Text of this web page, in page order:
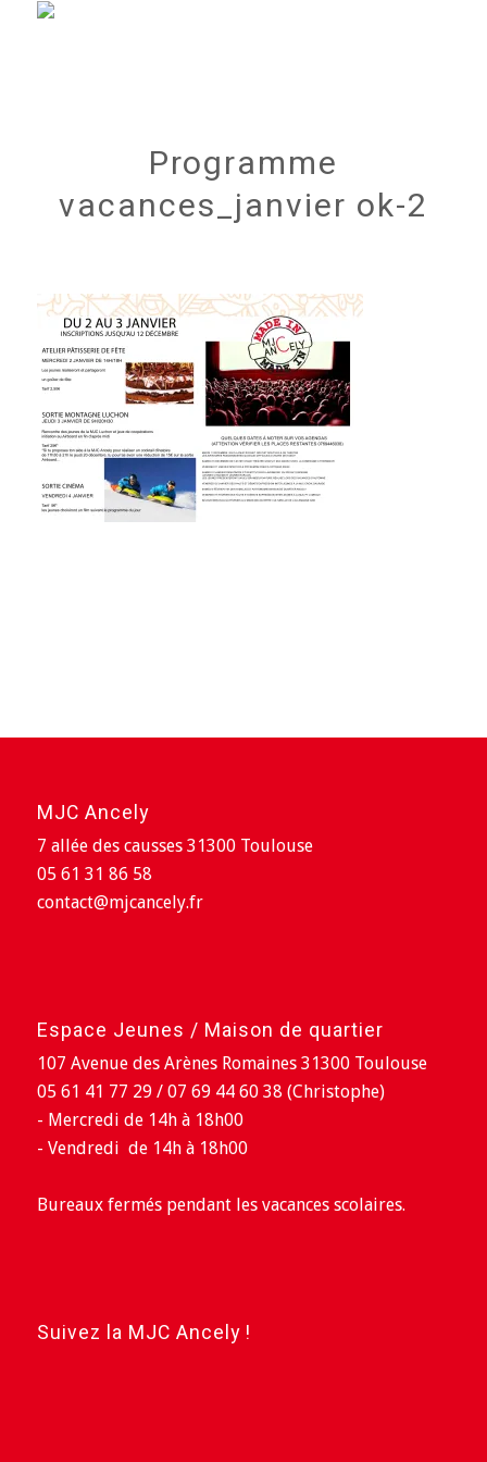
Programme
vacances_janvier ok-2
MJC Ancely
7 allée des causses 31300 Toulouse
05 61 31 86 58
contact@mjcancely.fr
Espace Jeunes / Maison de quartier
107 Avenue des Arènes Romaines 31300 Toulouse
05 61 41 77 29 / 07 69 44 60 38 (Christophe)
- Mercredi de 14h à 18h00
- Vendredi de 14h à 18h00
Bureaux fermés pendant les vacances scolaires.
Suivez la MJC Ancely !